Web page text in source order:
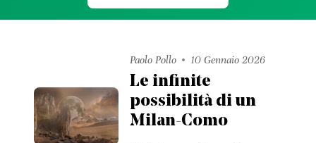
Paolo Pollo 10 Gennaio 2026
Le infinite
possibilità di un
Milan-Como